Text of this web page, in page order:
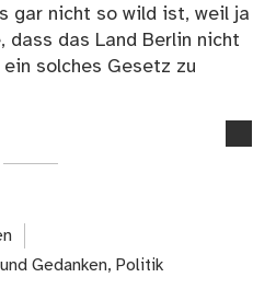
gar nicht so wild ist, weil ja
dass das Land Berlin nicht
solches Gesetz zu
Gedanken, Politik